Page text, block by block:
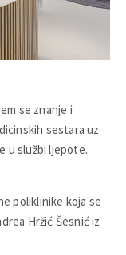
se znanje i
sestara uz
u službi ljepote.
poliklinike koja se
Hržić Šesnić iz